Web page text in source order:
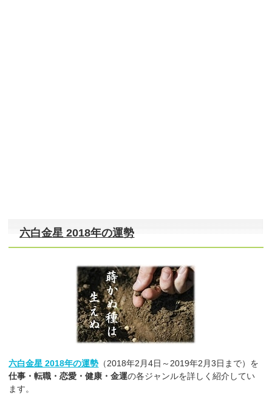
六白金星 2018年の運勢
六白金星 2018年の運勢 （2018年2月4日～2019年2月3日まで）を
仕事・転職・恋愛・健康・金運の各ジャンルを詳しく紹介してい
ます。